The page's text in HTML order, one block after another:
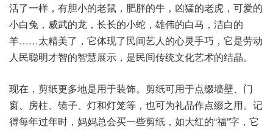
活了一样，有胆小的老鼠，肥胖的牛，凶猛的老虎，可爱的
小白兔，威武的龙，长长的小蛇，雄伟的白马，洁白的
羊……太精美了，它体现了民间艺人的心灵手巧，它是劳动
人民聪明才智的智慧展示，是民间传统文化艺术的结晶。
现在，剪纸更多地是用于装饰。剪纸可用于点缀墙壁、门
窗、房柱、镜子、灯和灯笼等，也可为礼品作点缀之用。记
得每年过年时，妈妈总会买一些剪纸，如大红的“福”字，它